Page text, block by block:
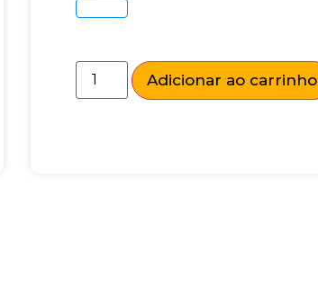
Adicionar ao carrinho